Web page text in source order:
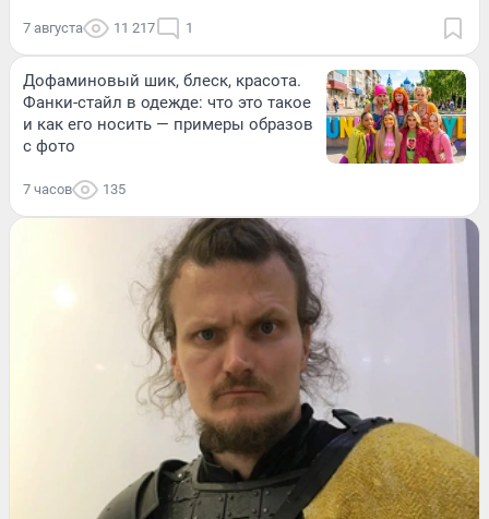
7 августа 11 217 1
Дофаминовый шик, блеск, красота.
Фанки-стайл в одежде: что это такое
и как его носить — примеры образов
с фото
7 часов 135